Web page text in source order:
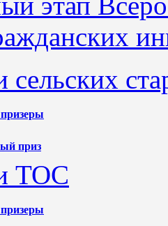
сельских
приз
ТОС